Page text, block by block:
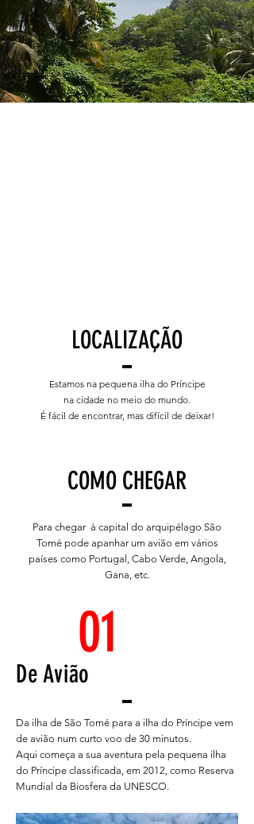
LOCALIZAÇÃO
Estamos na pequena ilha do Príncipe
na cidade no meio do mundo.
É fácil de encontrar, mas difícil de deixar!
COMO CHEGAR
Para chegar à capital do arquipélago São
Tomé pode apanhar um avião em vários
países como Portugal, Cabo Verde, Angola,
Gana, etc.
01
De Avião
Da ilha de São Tomé para a ilha do Príncipe vem
de avião num curto voo de 30 minutos.
Aqui começa a sua aventura pela pequena ilha
do Príncipe classificada, em 2012, como Reserva
Mundial da Biosfera da UNESCO.